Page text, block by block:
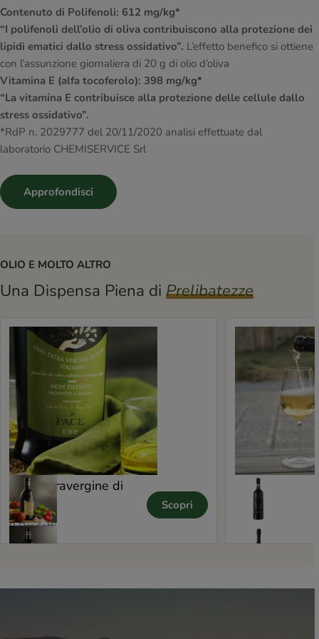
Contenuto di Polifenoli: 612 mg/kg*
“I polifenoli dell’olio di oliva contribuiscono alla protezione dei
lipidi ematici dallo stress ossidativo”. L’effetto benefico si ottiene
con l’assunzione giornaliera di 20 g di olio d’oliva
Vitamina E (alfa tocoferolo): 398 mg/kg*
“La vitamina E contribuisce alla protezione delle cellule dallo
stress ossidativo”.
*RdP n. 2029777 del 20/11/2020 analisi effettuate dal
laboratorio CHEMISERVICE Srl
Approfondisci
OLIO E MOLTO ALTRO
Una Dispensa Piena di Prelibatezze
Olio Extravergine di
Oliva
9 Prodotti
Scopri
Cantina
5 Prodotti